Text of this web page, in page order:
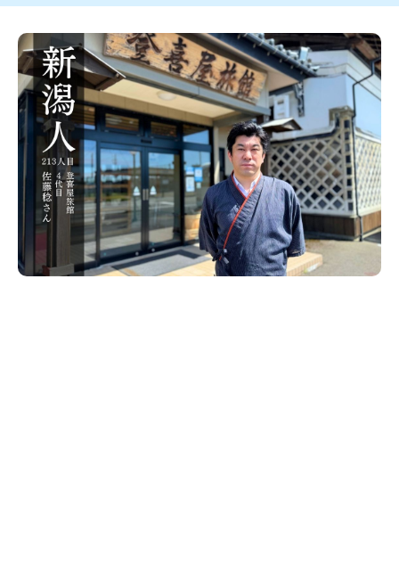
新潟市中央区 新潟市東区 新潟市西区
新潟市北区
新潟市南区
新潟市江南区 新潟市秋葉区
新潟市西蒲区
村上・関川
新発田・聖籠
胎内・粟島
三条・加茂・田上
五泉・阿賀野・阿賀
燕・弥彦
長岡・見附
小千谷・十日町・津南
魚沼・南魚沼・湯沢
柏崎・刈羽・出雲崎
上越・妙高・糸魚川
ご当地グルメ 食べ歩き テイクアウト
季節・期間限定
カフェ
居酒屋・バー 焼肉
パスタ
パン・ベーカリー
タレカツ・豚カツ
デカ盛り・大盛り
旨辛・激辛
定食・町定食 海鮮・鮨
そば・うどん
日本酒・新潟清酒
ワイン・クラフトビール
ケーキ・パフェ
ビアガーデン・暑気払い
忘新年会・歓送迎会
セミナー・講演会 子ども向け 花火大会
入場無料
住宅展示場
完成見学会 学生スポーツ アルビレックス
リラクゼーション・整体
スキー場
リユース・買取
病院・クリニック
イオンモール
ラブラ万代・ラブラ2
ビルボードプレイスBP
新潟伊勢丹
ピア万代
リバーサイド千秋
パティオPATIO
冠婚葬祭
習い事・塾 通販・EC イベント
求人
官公庁・自治体
新潟市 チラシ
長岡・見附 チラシ
上越・妙高・糸魚川 チラシ
注目 チラシ
週末セール
火曜セール
オープン・リニューアルセール
周年祭・感謝祭セール
年末・初売りセール